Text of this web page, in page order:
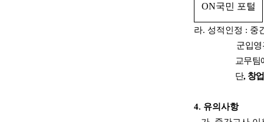
ON국민 포털
라. 성적인정 : 중
군입영관련
교무팀에 제
단, 창
4. 유의사항